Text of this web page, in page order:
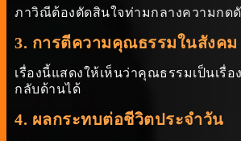
ภาวิณีต้องตัดสินใจท่ามกลางความกด
3. การตีความคุณธรรมในสังคม
เรื่องนี้แสดงให้เห็นว่าคุณธรรมเป็นเรื่
กลับด้านได้
4. ผลกระทบต่อชีวิตประจำวัน